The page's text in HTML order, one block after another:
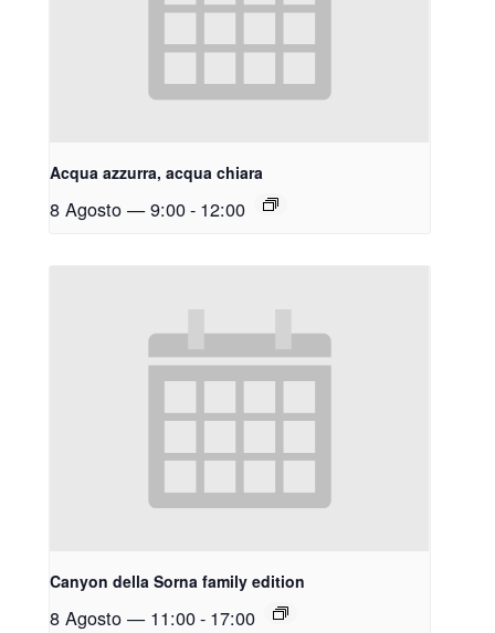
Acqua azzurra, acqua chiara
8 Agosto — 9:00- 12:00
Canyon della Sorna family edition
8 Agosto — 11:00- 17:00